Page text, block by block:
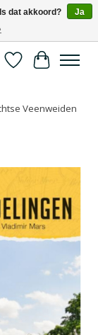
Verlanglijst
Veenweiden
dat akkoord?
Ja